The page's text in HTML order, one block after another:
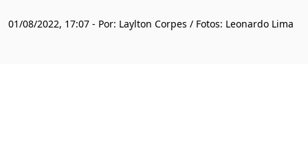
01/08/2022, 17:07 - Por: Laylton Corpes / Fotos: Leonardo Lima